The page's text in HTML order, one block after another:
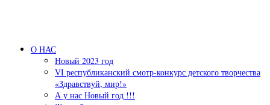
О НАС
Новый 2023 год
VI республиканский смотр-конкурс детского творчества
«Здравствуй, мир!»
А у нас Новый год !!!